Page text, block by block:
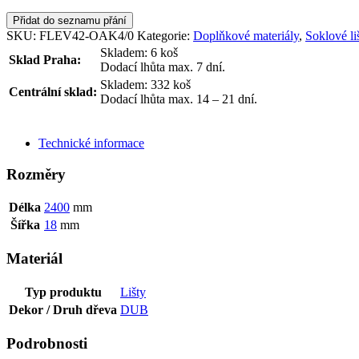
Přidat do seznamu přání
SKU: FLEV42-OAK4/0 Kategorie: Doplňkové materiály, Soklové
Sklad Praha:
Skladem: 6 koš
Dodací lhůta max. 7 dní.
Centrální sklad:
Skladem: 332 koš
Dodací lhůta max. 14 – 21 dní.
Technické informace
Rozměry
Délka 2400 mm
Šířka 18 mm
Materiál
Typ produktu
Lišty
Dekor / Druh dřeva DUB
Podrobnosti